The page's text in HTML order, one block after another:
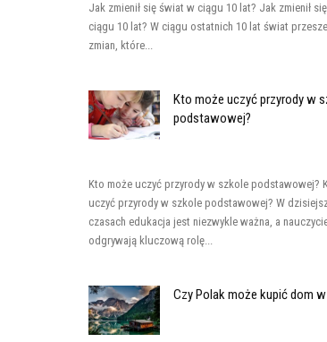
Jak zmienił się świat w ciągu 10 lat? Jak zmienił
ciągu 10 lat? W ciągu ostatnich 10 lat świat
zmian, które...
Kto może uczyć przyrody w
podstawowej?
Kto może uczyć przyrody w szkole podstawowej?
uczyć przyrody w szkole podstawowej? W
czasach edukacja jest niezwykle ważna, a
odgrywają kluczową rolę...
Czy Polak może kupić dom